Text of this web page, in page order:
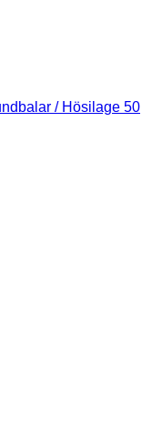
/ Hösilage 50